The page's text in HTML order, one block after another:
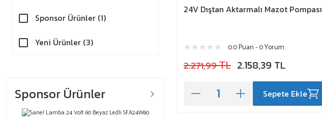
Sponsor Ürünler (1)
Yeni Ürünler (3)
Sponsor Ürünler
24V Dıştan Aktarmalı Mazot Pompası
0.0 Puan - 0 Yorum
2.271,99 TL 2.158,39 TL
Sepete Ekle